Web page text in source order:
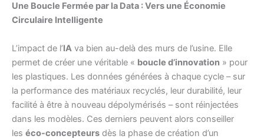
Une Boucle Fermée par la Data : Vers une Économie
Circulaire Intelligente
L’impact de l’IA va bien au-delà des murs de l’usine. Elle
permet de créer une véritable « boucle d’innovation » pour
les plastiques. Les données générées à chaque cycle – sur
la performance des matériaux recyclés, leur durabilité, leur
facilité à être à nouveau dépolymérisés – sont réinjectées
dans les modèles. Ces derniers peuvent alors conseiller
les éco-concepteurs dès la phase de création d’un